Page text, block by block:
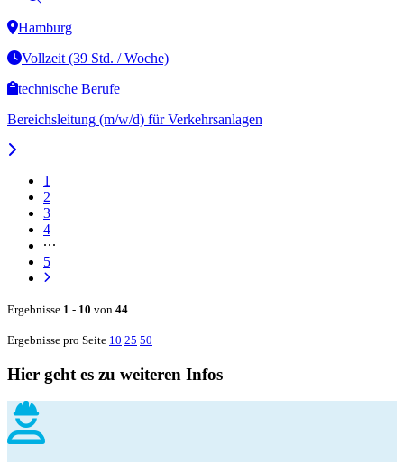
Hamburg
Vollzeit (39 Std. / Woche)
technische Berufe
Bereichsleitung (m/w/d) für Verkehrsanlagen
1
2
3
4
5
Ergebnisse 1 - 10 von 44
Ergebnisse pro Seite 10 25 50
Hier geht es zu weiteren Infos